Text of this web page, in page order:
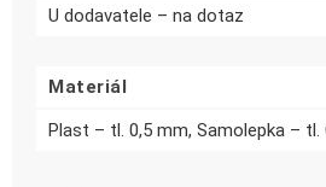
U dodavatele – na dotaz
Materiál
Plast – tl. 0,5 mm, Samolepka – tl.